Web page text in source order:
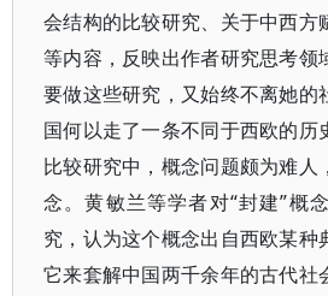
会结构的比较研究、关于中西方
等内容，反映出作者研究思考领
要做这些研究，又始终不离她的
国何以走了一条不同于西欧的历
比较研究中，概念问题颇为难人
念。黄敏兰等学者对“封建”概
究，认为这个概念出自西欧某种
它来套解中国两千余年的古代社